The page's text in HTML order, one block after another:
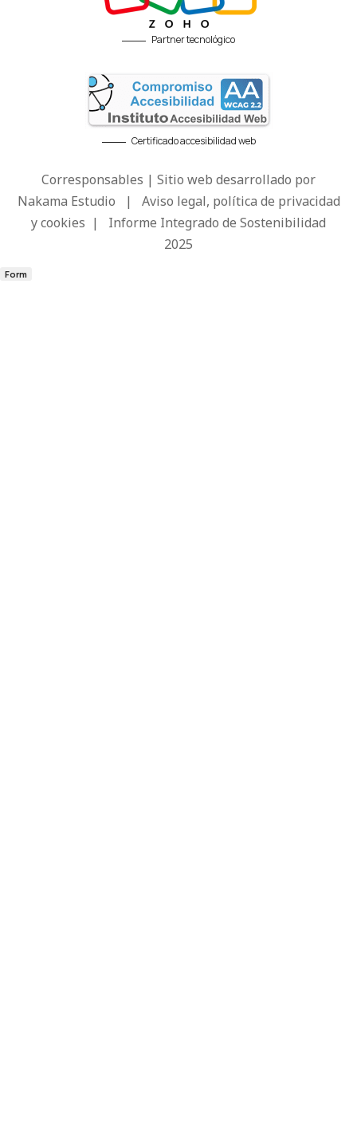
Partner tecnológico
Certificado accesibilidad web
Corresponsables | Sitio web desarrollado por
Nakama Estudio | Aviso legal, política de privacidad
y cookies | Informe Integrado de Sostenibilidad
2025
Form